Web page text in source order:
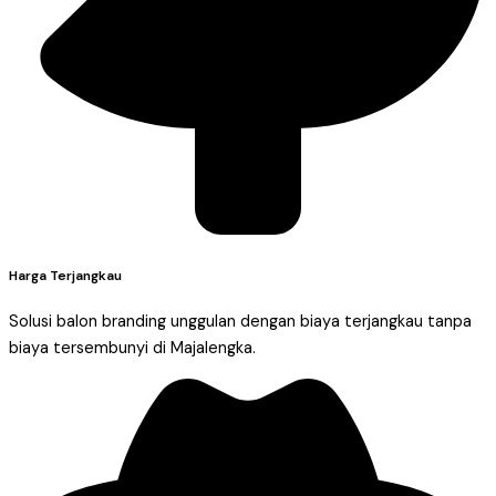
Harga Terjangkau
Solusi balon branding unggulan dengan biaya terjangkau tanpa
biaya tersembunyi di Majalengka.